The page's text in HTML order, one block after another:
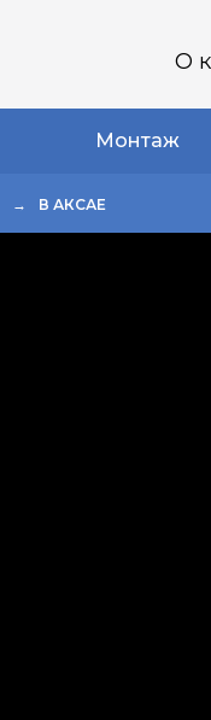
О
Монтаж
→ В АКСАЕ